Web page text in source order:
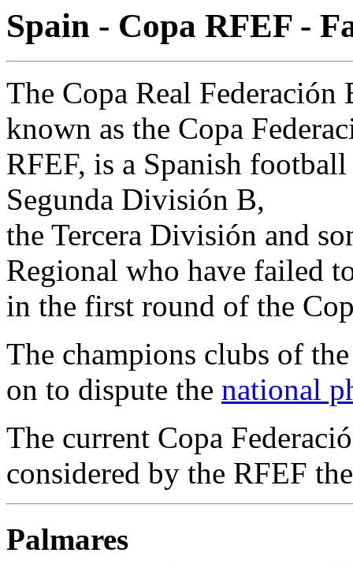
Spain - Copa RFEF -
The Copa Real
known as the Copa
RFEF, is a Spanish
Segunda División B,
the Tercera División and
Regional who have failed
in the first round of the
The champions clubs of
on to dispute the national
The current Copa
considered by the RFEF
Palmares